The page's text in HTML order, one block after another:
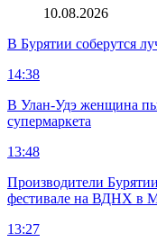
10.08.2026
В Бурятии соберутся
14:38
В Улан-Удэ женщина
супермаркета
13:48
Производители
фестивале на ВДНХ в
13:27